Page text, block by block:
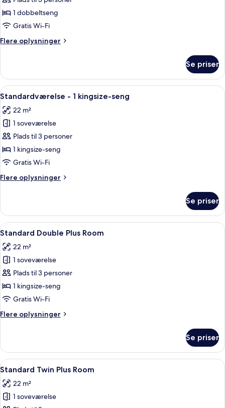
1 dobbeltseng
Gratis Wi-Fi
Flere oplysninger
Flere
Se priser
Indlæs
alle
billeder
af
Standardværelse
-
1
seng
Et moderne hotelværelse med sofa,
6
Standardværelse - 1 kingsize-seng
22 m²
1 soveværelse
Plads til 3 personer
1 kingsize-seng
Gratis Wi-Fi
Flere oplysninger
Flere
-
kingsize-
Se priser
Indlæs
alle
billeder
af
Standard
Double
Plus
Et moderne hotelværelse med seng,
6
Standard Double Plus Room
22 m²
1 soveværelse
Plads til 3 personer
1 kingsize-seng
Gratis Wi-Fi
Flere oplysninger
Flere
Double
Plus
Room
Se priser
Indlæs
alle
billeder
af
Et hotelværelse med en seng, to
6
Standard Twin Plus Room
22 m²
1 soveværelse